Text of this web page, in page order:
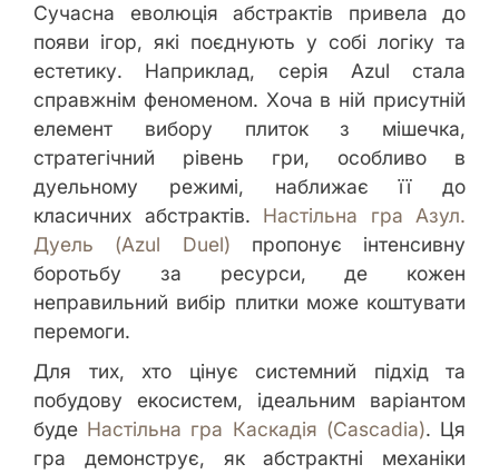
Сучасна еволюція абстрактів привела до
появи ігор, які поєднують у собі логіку та
естетику. Наприклад, серія Azul стала
справжнім феноменом. Хоча в ній присутній
елемент вибору плиток з мішечка,
стратегічний рівень гри, особливо в
дуельному режимі, наближає її до
класичних абстрактів. Настільна гра Азул.
Дуель (Azul Duel) пропонує інтенсивну
боротьбу за ресурси, де кожен
неправильний вибір плитки може коштувати
перемоги.
Для тих, хто цінує системний підхід та
побудову екосистем, ідеальним варіантом
буде Настільна гра Каскадія (Cascadia). Ця
гра демонструє, як абстрактні механіки